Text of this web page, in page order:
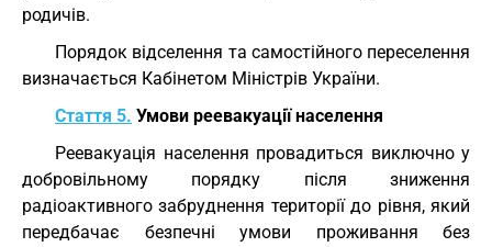
родичів.
Порядок відселення та самостійного переселення
визначається Кабінетом Міністрів України.
Стаття 5. Умови реевакуації населення
Реевакуація населення провадиться виключно у
добровільному порядку після зниження
радіоактивного забруднення території до рівня, який
передбачає безпечні умови проживання без